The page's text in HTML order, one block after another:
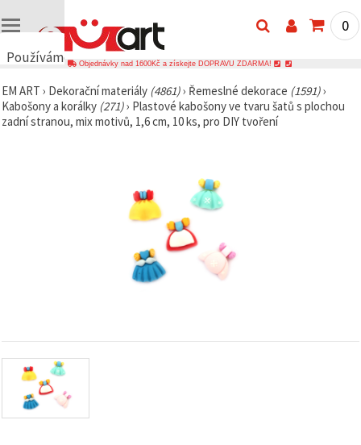
Používáme
🍪
Používáme
cookies a
zobrazovali
obsah a
reklamu, a
to i s
pomocí
našich
0
Objednávky nad 1600Kč a získejte DOPRAVU ZDARMA!
EM ART › Dekorační materiály (4861)› Řemeslné dekorace (1591)›
Kabošony a korálky (271)› Plastové kabošony ve tvaru šatů s plochou
zadní stranou, mix motivů, 1,6 cm, 10 ks, pro DIY tvoření